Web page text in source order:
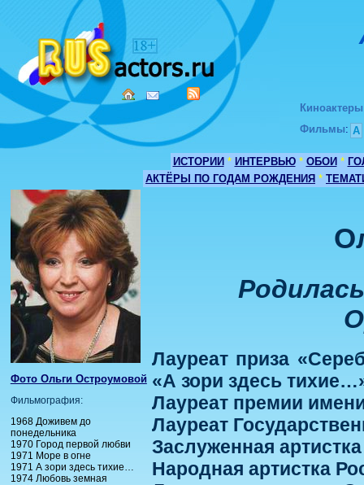
Киноактеры
Фильмы: А
ИСТОРИИ * ИНТЕРВЬЮ * ОБОИ *
АКТЁРЫ ПО ГОДАМ РОЖДЕНИЯ *
Фото Ольги Остроумовой
Фильмография:
1968 Доживем до
понедельника
1970 Город первой любви
1971 Море в огне
1971 А зори здесь тихие…
1974 Любовь земная
Лауреат приза
«А зори здесь
Лауреат премии
Лауреат
Заслуженная
Народная артистка